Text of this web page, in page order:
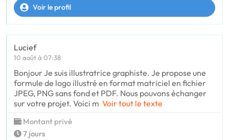
Voir le profil
Lucief
10 août à 07:38
Bonjour Je suis illustratrice graphiste. Je propose une
formule de logo illustré en format matriciel en fichier
JPEG, PNG sans fond et PDF. Nous pouvons échanger
sur votre projet. Voici m Voir tout le texte
Montant privé
7 jours